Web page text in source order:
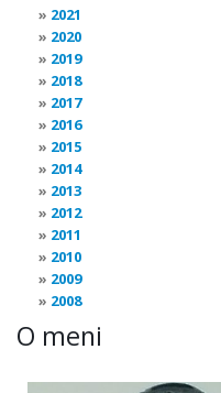
2021
2020
2019
2018
2017
2016
2015
2014
2013
2012
2011
2010
2009
2008
O meni